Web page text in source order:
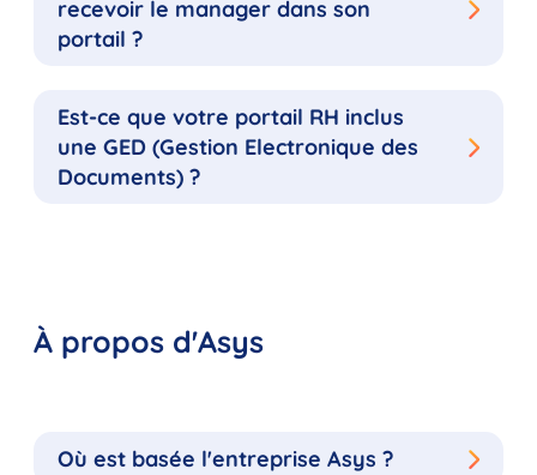
recevoir le manager dans son
portail ?
Est-ce que votre portail RH inclus
une GED (Gestion Electronique des
Documents) ?
À propos d'Asys
Où est basée l'entreprise Asys ?